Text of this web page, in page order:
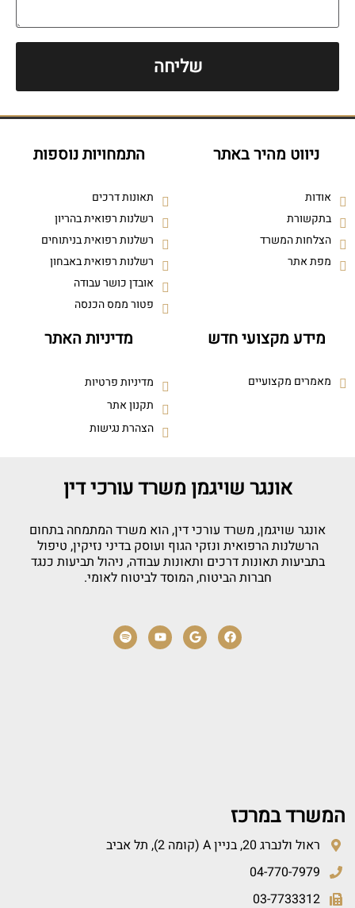
שליחה
ניווט מהיר באתר
אודות
בתקשורת
הצלחות המשרד
מפת אתר
התמחויות נוספות
תאונות דרכים
רשלנות רפואית בהריון
רשלנות רפואית בניתוחים
רשלנות רפואית באבחון
אובדן כושר עבודה
פטור ממס הכנסה
מידע מקצועי חדש
מאמרים מקצועיים
מדיניות האתר
מדיניות פרטיות
תקנון אתר
הצהרת נגישות
אונגר שויגמן משרד עורכי דין
אונגר שויגמן, משרד עורכי דין, הוא משרד המתמחה בתחום
הרשלנות הרפואית ונזקי הגוף ועוסק בדיני נזיקין, טיפול
בתביעות תאונות דרכים ותאונות עבודה, ניהול תביעות כנגד
חברות הביטוח, המוסד לביטוח לאומי.
המשרד במרכז
ראול ולנברג 20, בניין A (קומה 2), תל אביב
04-770-7979
03-7733312